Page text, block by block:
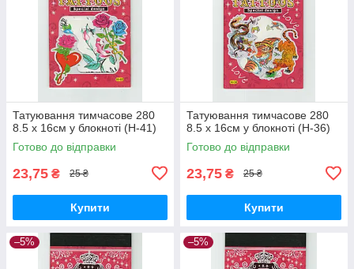
Татуювання тимчасове 280
8.5 х 16см у блокноті (H-41)
Готово до відправки
23,75 ₴ 25 ₴
Купити
Татуювання тимчасове 280
8.5 х 16см у блокноті (H-36)
Готово до відправки
23,75 ₴ 25 ₴
Купити
–5% –5%